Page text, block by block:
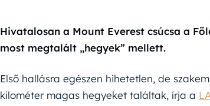
Hivatalosan a Mount Everest csúcsa a
most megtalált „hegyek” mellett.
Első hallásra egészen hihetetlen, de
kilométer magas hegyeket találtak, írja a